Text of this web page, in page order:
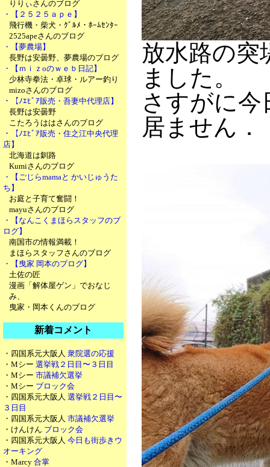
りりぃさんのブログ
・【２５２５ａｐｅ】
飛行機・柴犬・ｸﾞﾙﾒ・ﾎｰﾑｾﾝﾀｰ
2525apeさんのブログ
・【夢農場】
長野は安曇野、夢農場のブログ
・【ｍｉｚoのｗｅｂ日記】
少林寺拳法・卓球・ルアー釣り
mizoさんのブログ
・【ﾉｴﾋﾞｱ販売・吾妻中代理店】
長野は安曇野
こたろうははさんのブログ
・【ﾉｴﾋﾞｱ販売・住之江中央代理
店】
北海道は釧路
Kumiさんのブログ
・【ごじらmamaと かいじゅうた
ち】
お庭と子育て奮闘！
mayuさんのブログ
・【なんこくまほらスタッフのブ
ログ】
南国市の情報満載！
まほらスタッフさんのブログ
・【曳家 岡本のブログ】
土佐の匠
漫画「解体屋ゲン」でおなじ
み、
曳家・岡本くんのブログ
新着コメント
・四国系元大阪人 衆院選の応援
・Mシー 選挙戦２日目〜３日目
・Mシー 市議補欠選挙
・Mシー ブロック会
・四国系元大阪人 選挙戦２日目〜
３日目
・四国系元大阪人 市議補欠選挙
・けんけん ブロック会
・四国系元大阪人 今日も街歩きウ
オーキング
・Marcy 合掌
放水路の突
ました。
さすがに
居ません．